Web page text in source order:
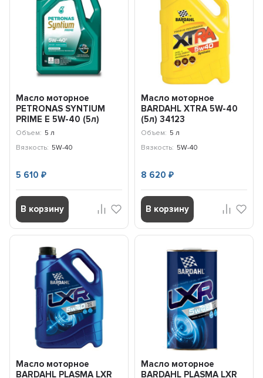
Масло моторное
PETRONAS SYNTIUM
PRIME E 5W-40 (5л)
71243M12EU
Объем: 5 л
Вязкость: 5W-40
5 610₽
В корзину
Масло моторное
BARDAHL ХTRA 5W-40
(5л) 34123
Объем: 5 л
Вязкость: 5W-40
8 620 ₽
В корзину
Масло моторное
BARDAHL PLASMA LXR
Масло моторное
BARDAHL PLASMA LXR